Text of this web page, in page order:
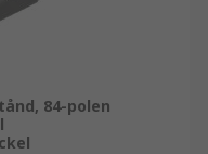
84-polen